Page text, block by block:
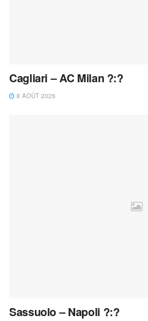
Cagliari – AC Milan ?:?
8 AOÛT 2026
Sassuolo – Napoli ?:?